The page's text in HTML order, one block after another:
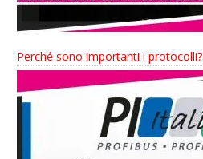
Perché sono importanti i protocolli?